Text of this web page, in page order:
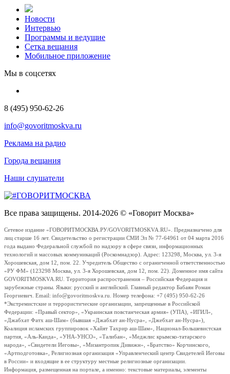
Новости
Интервью
Программы и ведущие
Сетка вещания
Мобильное приложение
Мы в соцсетях
8 (495) 950-62-26
info@govoritmoskva.ru
Реклама на радио
Города вещания
Наши слушатели
Все права защищены. 2014-2026 © «Говорит Москва»
Сетевое издание «ГОВОРИТМОСКВА.РУ/GOVORITMOSKVA.RU». Предназначено для
лиц старше 16 лет. Свидетельство о регистрации СМИ Эл № 77-64961 от 04 марта 2016
года выдано Федеральной службой по надзору в сфере связи, информационных
технологий и массовых коммуникаций (Роскомнадзор). Адрес: 123298, Москва, ул. 3-я
Хорошевская, дом 12, пом. 22. Учредитель Общество с ограниченной ответственностью
«РУ ФМ» (123298 Москва, ул. 3-я Хорошевская, дом 12, пом. 22). Доменное имя сайта
GOVORITMOSKVA.RU. Территория распространения – Российская Федерация и
зарубежные страны. Языки: русский и английский. Главный редактор Бабаян Роман
Георгиевич. Email: info@govoritmoskva.ru. Номер телефона: +7 (495) 950-62-26
*Экстремистские и террористические организации, запрещенные в Российской
Федерации: «Правый сектор», «Украинская повстанческая армия» (УПА), «ИГИЛ»,
«Джабхат Фатх аш-Шам» (бывшая «Джабхат ан-Нусра», «Джебхат ан-Нусра»),
Коалиция исламских группировок «Хайят Тахрир аш-Шам», Национал-Большевистская
партия, «Аль-Каида», «УНА-УНСО», «Талибан», «Меджлис крымско-татарского
народа», «Свидетели Иеговы», «Мизантропик Дивижн», «Братство» Корчинского,
«Артподготовка», Религиозная организация «Управленческий центр Свидетелей Иеговы
в России» и входящие в ее структуру местные религиозные организации.
Информация, размещенная на портале, а именно: текстовые материалы, элементы